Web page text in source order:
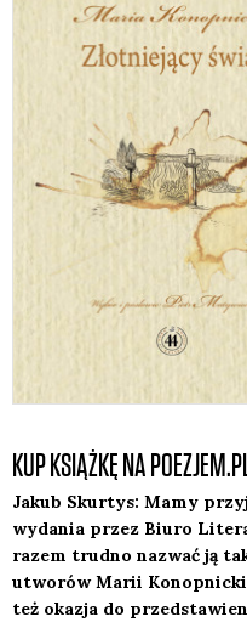
KUP KSIĄŻKĘ NA
Jakub Skur­tys: Mamy
wyda­nia przez Biu­ro
razem trud­no nazwać ją
utwo­rów Marii
też oka­zja do